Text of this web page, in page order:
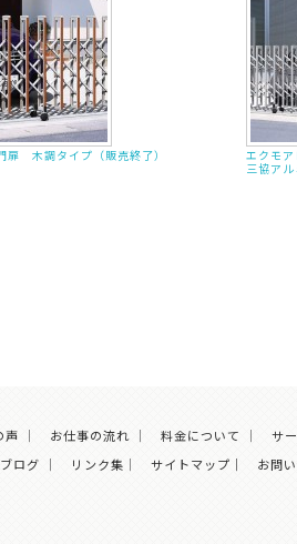
木調タイプ（販売終了）
エクモ
三協アル
声 お仕事の流れ｜ 料金について サ
ログ リンク集 サイトマップ｜ お問